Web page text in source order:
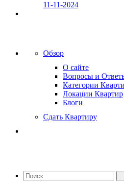
11-11-2024
Обзор
О сайте
Вопросы и
Категории
Локации Квартир
Блоги
Сдать Квартиру